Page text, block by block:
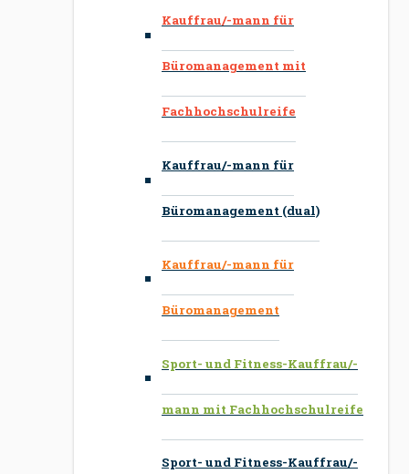
Kauffrau/-mann für
Büromanagement mit
Fachhochschulreife
Kauffrau/-mann für
Büromanagement (dual)
Kauffrau/-mann für
Büromanagement
Sport- und Fitness-Kauffrau/-
mann mit Fachhochschulreife
Sport- und Fitness-Kauffrau/-